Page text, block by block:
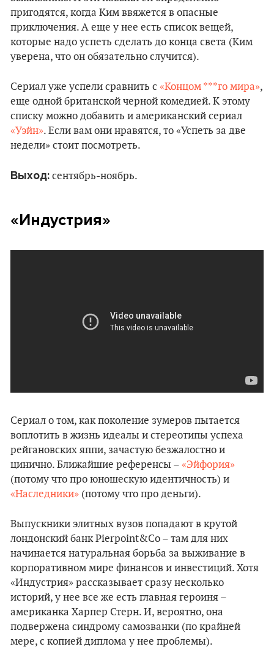
пригодятся, когда Ким ввяжется в опасные
приключения. А еще у нее есть список вещей,
которые надо успеть сделать до конца света (Ким
уверена, что он обязательно случится).
Сериал уже успели сравнить с «Концом ***го мира»,
еще одной британской черной комедией. К этому
списку можно добавить и американский сериал
«Уэйн». Если вам они нравятся, то «Успеть за две
недели» стоит посмотреть.
Выход: сентябрь-ноябрь.
«Индустрия»
Сериал о том, как поколение зумеров пытается
воплотить в жизнь идеалы и стереотипы успеха
рейгановских яппи, зачастую безжалостно и
цинично. Ближайшие референсы – «Эйфория»
(потому что про юношескую идентичность) и
«Наследники» (потому что про деньги).
Выпускники элитных вузов попадают в крутой
лондонский банк Pierpoint&Co – там для них
начинается натуральная борьба за выживание в
корпоративном мире финансов и инвестиций. Хотя
«Индустрия» рассказывает сразу несколько
историй, у нее все же есть главная героиня –
американка Харпер Стерн. И, вероятно, она
подвержена синдрому самозванки (по крайней
мере, с копией диплома у нее проблемы).